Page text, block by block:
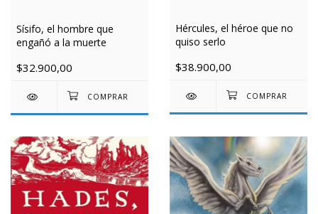
Sísifo, el hombre que
engañó a la muerte
$32.900,00
Hércules, el héroe que no
quiso serlo
$38.900,00